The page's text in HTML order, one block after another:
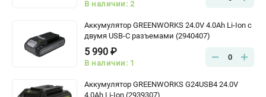
В наличии: 2
Аккумулятор GREENWORKS 24.0V 4.0Ah Li-Ion с
двумя USB-C разъемами (2940407)
5 990 ₽
В наличии: 1
0
Аккумулятор GREENWORKS G24USB4 24.0V
4.0Ah Li-Ion (2939307)